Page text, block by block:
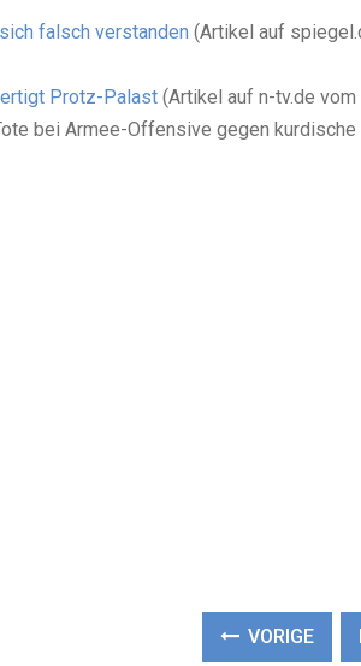
falsch verstanden (Artikel auf
Protz-Palast (Artikel auf n-tv.de vom
bei Armee-Offensive gegen
VORIGE